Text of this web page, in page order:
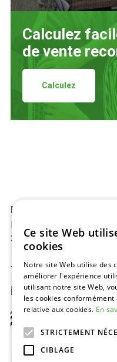
Calculez
de vente
Calculez
BAJ-Beton™
Europark 2002
3530 Houthalen, Belgique
Tel:+32 11 34 08 50
info@baj.be
Ce site Web
cookies
Notre site Web utilise des
améliorer l'expérience
utilisant notre site Web,
les cookies conformément
relative aux cookies. En
STRICTEMENT
CIBLAGE